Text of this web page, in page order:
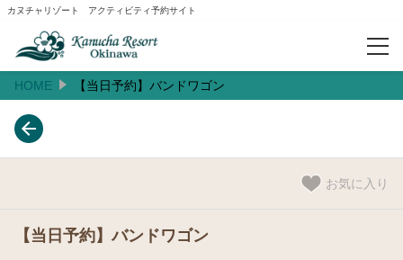
カヌチャリゾート アクティビティ予約サイト
予約確認
HOME 【当日予約】バンドワゴン
【当日予約】バンドワゴン
お気に入り